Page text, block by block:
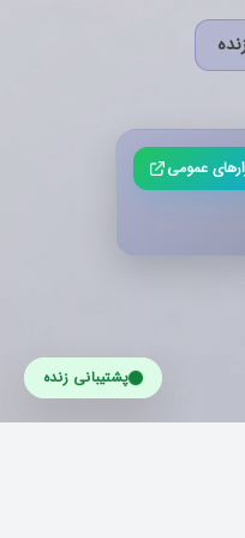
پشتیبانی زنده
عمومی